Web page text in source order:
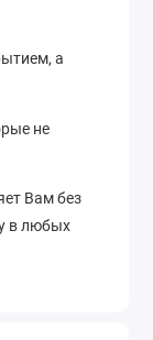
а
не
Вам без
в любых